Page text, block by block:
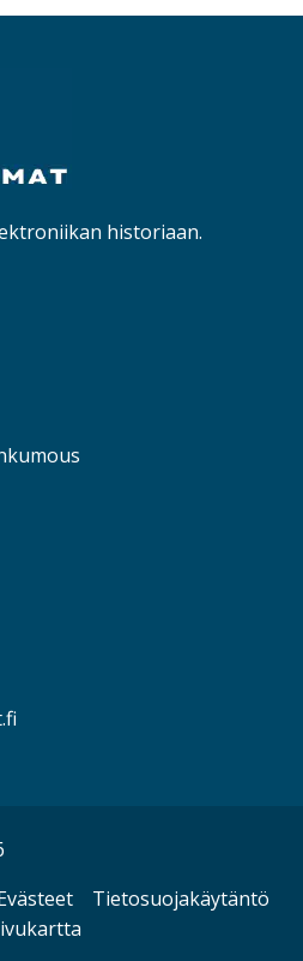
historiaan.
Tietosuojakäytäntö